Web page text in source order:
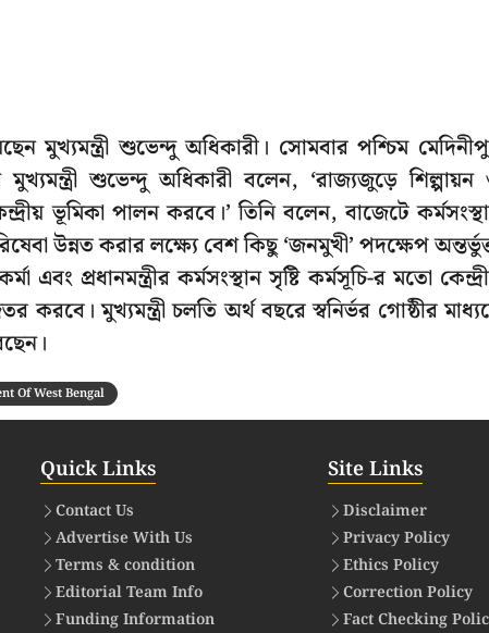
মুখ্যমন্ত্রী শুভেন্দু অধিকারী। সোমবার পশ্চিম
শুভেন্দু অধিকারী বলেন, ‘রাজ্যজুড়ে
ভূমিকা পালন করবে।’ তিনি বলেন, বাজেটে
উন্নত করার লক্ষ্যে বেশ কিছু ‘জনমুখী’ পদক্ষেপ
প্রধানমন্ত্রীর কর্মসংস্থান সৃষ্টি কর্মসূচি-র মতো
মুখ্যমন্ত্রী চলতি অর্থ বছরে স্বনির্ভর গোষ্ঠীর
Of West Bengal
Quick Links
Contact Us
Advertise With Us
Terms & condition
Editorial Team Info
Funding Information
Site Links
Disclaimer
Privacy Policy
Ethics Policy
Correction Policy
Fact Checking